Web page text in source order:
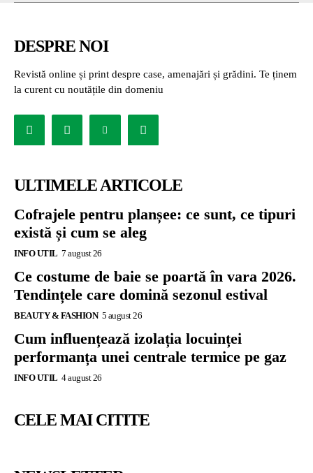
DESPRE NOI
Revistă online și print despre case, amenajări și grădini. Te ținem
la curent cu noutățile din domeniu
ULTIMELE ARTICOLE
Cofrajele pentru planșee: ce sunt, ce tipuri
există și cum se aleg
INFO UTIL 7 august 26
Ce costume de baie se poartă în vara 2026.
Tendințele care domină sezonul estival
BEAUTY & FASHION 5 august 26
Cum influențează izolația locuinței
performanța unei centrale termice pe gaz
INFO UTIL 4 august 26
CELE MAI CITITE